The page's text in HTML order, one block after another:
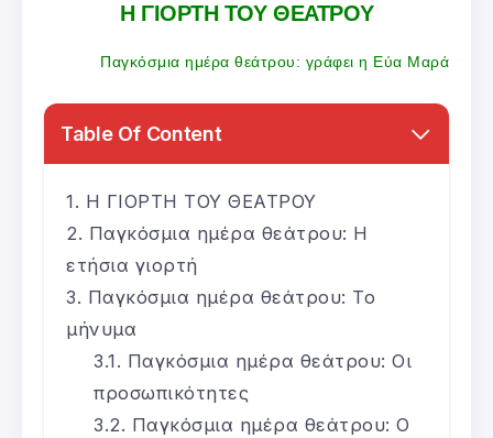
Η ΓΙΟΡΤΗ ΤΟΥ ΘΕΑΤΡΟΥ
Παγκόσμια ημέρα θεάτρου: γράφει η Εύα Μαρά
Table Of Content
Η ΓΙΟΡΤΗ ΤΟΥ ΘΕΑΤΡΟΥ
Παγκόσμια ημέρα θεάτρου: Η
ετήσια γιορτή
Παγκόσμια ημέρα θεάτρου: Το
μήνυμα
Παγκόσμια ημέρα θεάτρου: Οι
προσωπικότητες
Παγκόσμια ημέρα θεάτρου: Ο